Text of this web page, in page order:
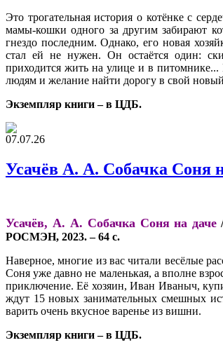
Это трогательная история о котёнке с
мамы-кошки одного за другим забирают
гнездо последним. Однако, его новая
стал ей не нужен. Он остаётся один:
приходится жить на улице и в
людям и желание найти дорогу в свой
Экземпляр книги – в ЦДБ.
07.07.26
Усачёв А. А. Собачка Соня
Усачёв, А. А. Собачка Соня на даче
РОСМЭН, 2023. – 64 с.
Наверное, многие из вас читали весёлые
Соня уже давно не маленькая, а вполне
приключение. Её хозяин, Иван Иваныч,
ждут 15 новых занимательных смешных
варить очень вкусное варенье из вишни.
Экземпляр книги – в ЦДБ.